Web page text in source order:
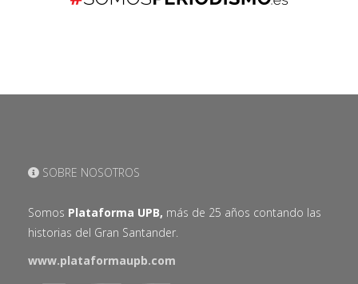
SOBRE NOSOTROS
Somos Plataforma UPB, más de 25 años contando las
historias del Gran Santander.
www.plataformaupb.com